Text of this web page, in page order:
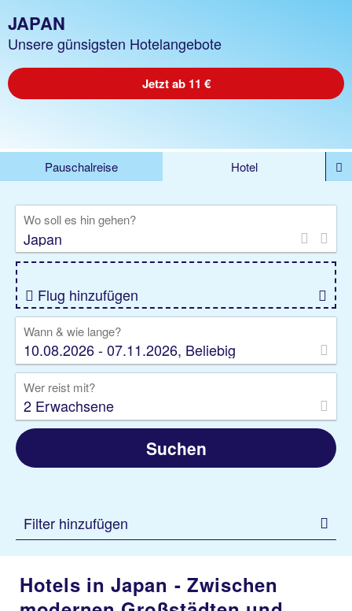
JAPAN
Unsere günsigsten Hotelangebote
Jetzt ab 11 €
Pauschalreise
Hotel
Rundreise
Kreuzfahrt
Gruppenreise
Camper Privattransfer
Wo soll es hin gehen?
Flug hinzufügen
Wann & wie lange?
10.08.2026 - 07.11.2026, Beliebig
Wer reist mit?
2 Erwachsene
Suchen
Filter hinzufügen
Hotels in Japan - Zwischen